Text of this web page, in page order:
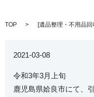
TOP [遺品整理・不用品回
2021-03-08
令和3年3月上旬
鹿児島県姶良市にて、